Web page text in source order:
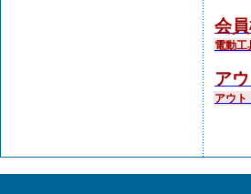
会
電動工
ア
アウト